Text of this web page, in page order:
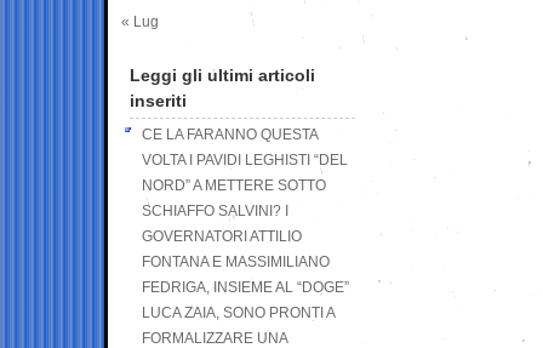
« Lug
Leggi gli ultimi articoli
inseriti
CE LA FARANNO QUESTA
VOLTA I PAVIDI LEGHISTI “DEL
NORD” A METTERE SOTTO
SCHIAFFO SALVINI? I
GOVERNATORI ATTILIO
FONTANA E MASSIMILIANO
FEDRIGA, INSIEME AL “DOGE”
LUCA ZAIA, SONO PRONTI A
FORMALIZZARE UNA